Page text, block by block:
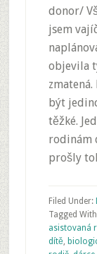
donor/
jsem
objevila
být
těžké.
rodinám
prošly
Filed Under:
Tagged
asistovaná
dítě,